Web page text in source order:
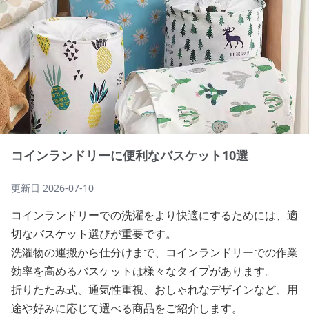
コインランドリーに便利なバスケット10選
更新日 2026-07-10
コインランドリーでの洗濯をより快適にするためには、適
切なバスケット選びが重要です。
洗濯物の運搬から仕分けまで、コインランドリーでの作業
効率を高めるバスケットは様々なタイプがあります。
折りたたみ式、通気性重視、おしゃれなデザインなど、用
途や好みに応じて選べる商品をご紹介します。